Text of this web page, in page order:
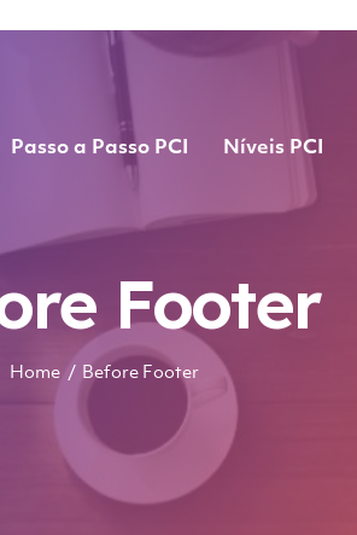
Passo a Passo PCI Níveis PCI
Footer
Home Before Footer